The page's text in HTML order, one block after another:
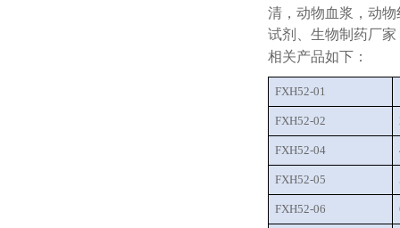
清，动物血浆，动
试剂、生物制药厂家
相关产品如下：
FXH52-01
FXH52-02
FXH52-04
FXH52-05
FXH52-06